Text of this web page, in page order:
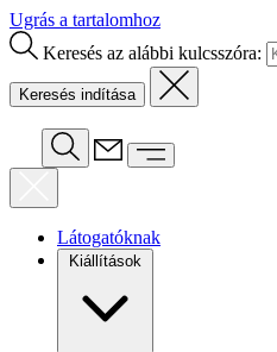
Ugrás a tartalomhoz
Keresés az alábbi kulcsszóra:
Látogatóknak
Kiállítások